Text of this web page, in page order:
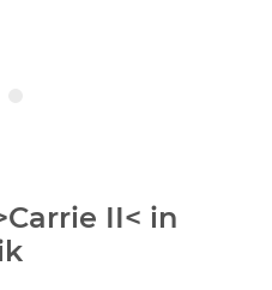
II< in